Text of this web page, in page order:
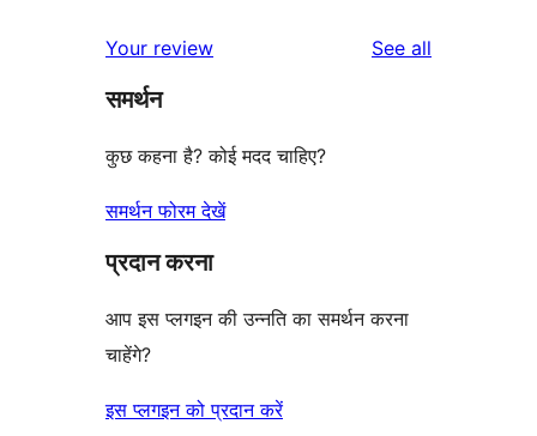
reviews
star
reviews
Your review See all
समर्थन
कुछ कहना है? कोई मदद चाहिए?
समर्थन फोरम देखें
प्रदान करना
आप इस प्लगइन की उन्नति का समर्थन करना
चाहेंगे?
इस प्लगइन को प्रदान करें